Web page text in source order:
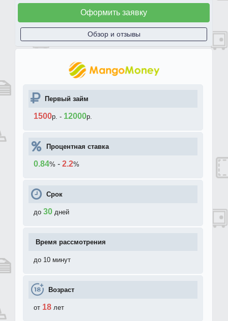
Оформить заявку
Обзор и отзывы
Первый займ
1500р. - 12000р.
Процентная ставка
0.84% - 2.2%
Срок
до 30 дней
Время рассмотрения
до 10 минут
Возраст
от 18 лет